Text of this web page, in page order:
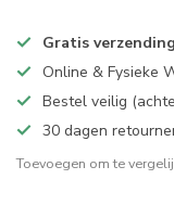
Gratis verzending
Online & Fysieke
Bestel veilig
30 dagen
Toevoegen om te